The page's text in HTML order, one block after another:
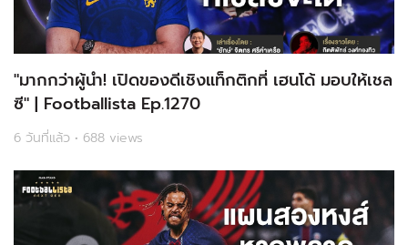
"มากกว่าผู้นำ! เปิดของดีเชิงแท็กติกที่ เฮนโด้ มอบให้เชล
ซี" | Footballista Ep.1270
6 วันที่แล้ว • 688 views